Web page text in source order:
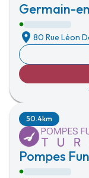
Germain-
80 Rue Léon
Pompes
50.4km